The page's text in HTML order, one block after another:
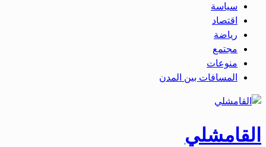
سياسة
اقتصاد
رياضة
مجتمع
منوعات
المسافات بين المدن
القامشلي